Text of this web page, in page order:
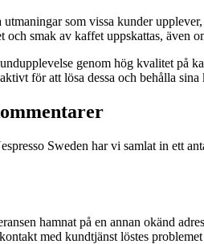
som vissa kunder
smak av kaffet uppskattas, även
genom hög kvalitet på
för att lösa dessa och behålla sina
Sweden har vi samlat in ett
hamnat på en annan okänd
med kundtjänst löstes